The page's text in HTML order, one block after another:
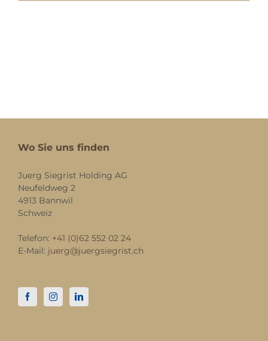
Wo Sie uns finden
Juerg Siegrist Holding AG
Neufeldweg 2
4913 Bannwil
Schweiz
Telefon: +41 (0)62 552 02 24
E-Mail: juerg@juergsiegrist.ch